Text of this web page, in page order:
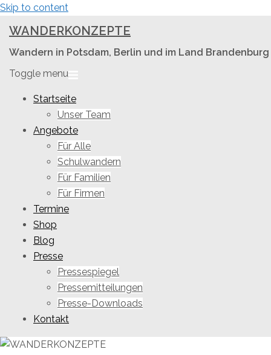
Skip to content
WANDERKONZEPTE
Wandern in Potsdam, Berlin und im Land Brandenburg
Toggle menu
Startseite
Unser Team
Angebote
Für Alle
Schulwandern
Für Familien
Für Firmen
Termine
Shop
Blog
Presse
Pressespiegel
Pressemitteilungen
Presse-Downloads
Kontakt